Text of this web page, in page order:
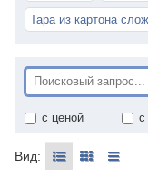
Тара из картона
с ценой с
Вид: